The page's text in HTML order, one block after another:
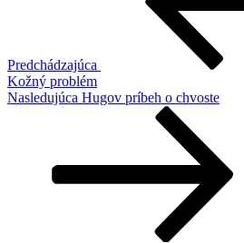
Predchádzajúca
Kožný problém
Ďalší
Nasledujúca Hugov príbeh o chvoste